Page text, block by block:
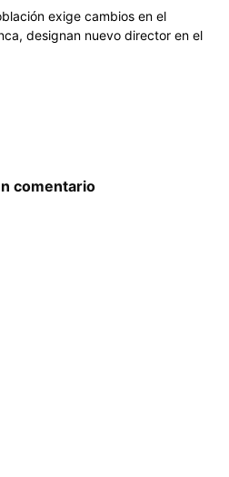
exige cambios en el
designan nuevo director en el
comentario